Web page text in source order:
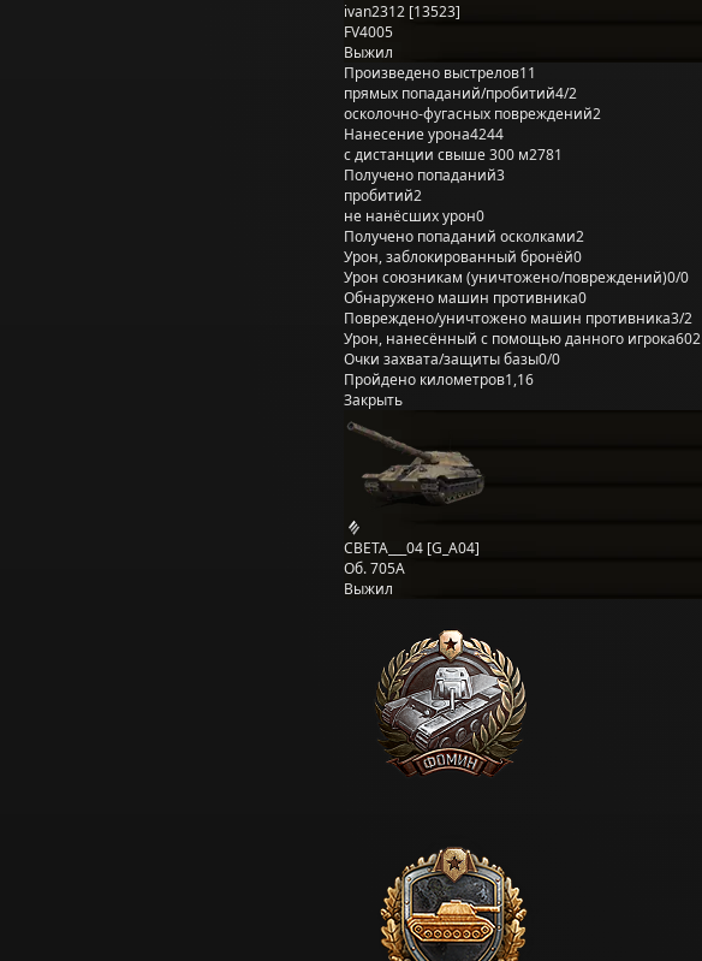
ivan2312 [13523]
FV4005
Выжил
Произведено выстрелов11
прямых попаданий/пробитий4/2
осколочно-фугасных повреждений2
Нанесение урона4244
с дистанции свыше 300 м2781
Получено попаданий3
пробитий2
не нанёсших урон0
Получено попаданий осколками2
Урон, заблокированный бронёй0
Урон союзникам (уничтожено/повреждений)0/0
Обнаружено машин противника0
Повреждено/уничтожено машин противника3/2
Урон, нанесённый с помощью данного игрока602
Очки захвата/защиты базы0/0
Пройдено километров1,16
Закрыть
CBETA___04 [G_A04]
Об. 705А
Выжил